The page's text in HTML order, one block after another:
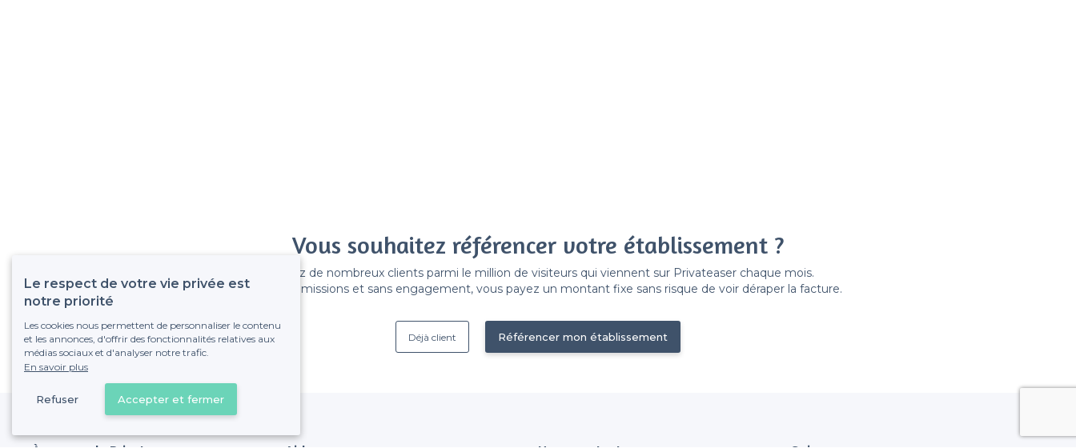
Vous souhaitez référencer votre établissement ?
Gagnez de nombreux clients parmi le million de visiteurs qui viennent sur Privateaser chaque mois.
Pas de commissions et sans engagement, vous payez un montant fixe sans risque de voir déraper la facture.
Référencer mon établissement
Déjà client
Le respect de votre vie privée est
notre priorité
Les cookies nous permettent de personnaliser le contenu
et les annonces, d'offrir des fonctionnalités relatives aux
médias sociaux et d'analyser notre trafic.
En savoir plus
Refuser Accepter et fermer